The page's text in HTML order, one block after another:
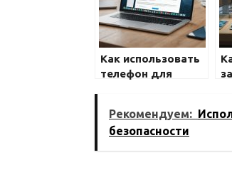
Как использовать
телефон для
Рекомендуем:
безопасности